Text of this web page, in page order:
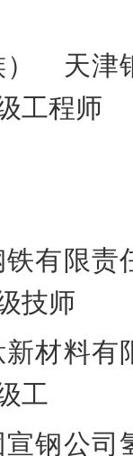
天津
工程师
有限责
技师
材料有
工
钢公司